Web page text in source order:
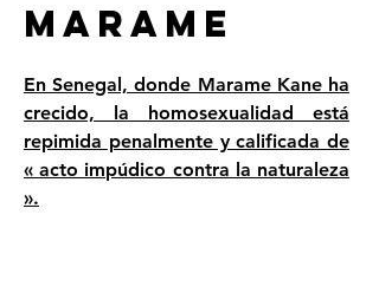
MARAME
En Senegal, donde Marame Kane ha
crecido, la homosexualidad está
repimida penalmente y calificada de
« acto impúdico contra la naturaleza
».